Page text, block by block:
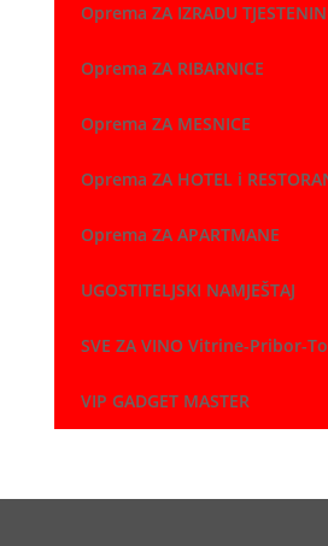
Oprema ZA IZRADU
Oprema ZA RIBARNICE
Oprema ZA MESNICE
Oprema ZA HOTEL i
Oprema ZA APARTMANE
UGOSTITELJSKI NAMJEŠTAJ
SVE ZA VINO Vitrine-Pribor-
VIP GADGET MASTER